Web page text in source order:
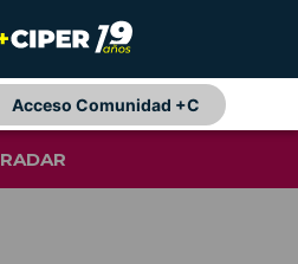
Acceso Comunidad +C
RADAR